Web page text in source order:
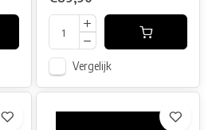
Vergelijk